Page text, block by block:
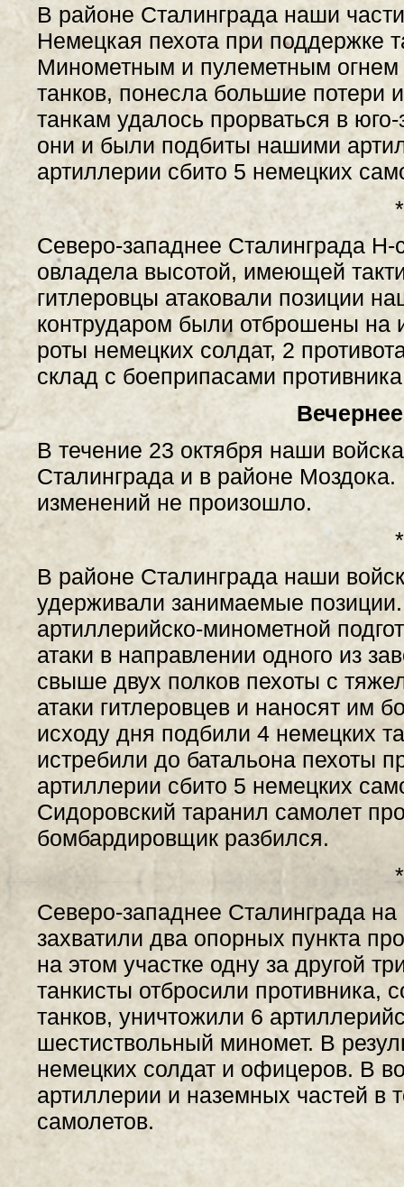
В районе Сталинграда наши
Немецкая пехота при поддержке
Минометным и пулеметным огнем
танков, понесла большие потери
танкам удалось прорваться в
они и были подбиты нашими
артиллерии сбито 5 немецких
Северо-западнее Сталинграда Н-
овладела высотой, имеющей
гитлеровцы атаковали позиции
контрударом были отброшены на
роты немецких солдат, 2
склад с боеприпасами
В течение 23 октября наши
Сталинграда и в районе
изменений не произошло.
В районе Сталинграда наши
удерживали занимаемые
артиллерийско-минометной
атаки в направлении одного из
свыше двух полков пехоты с
атаки гитлеровцев и наносят им
исходу дня подбили 4 немецких
истребили до батальона пехоты
артиллерии сбито 5 немецких
Сидоровский таранил самолет
бомбардировщик разбился.
Северо-западнее Сталинграда
захватили два опорных пункта
на этом участке одну за другой
танкисты отбросили противника,
танков, уничтожили 6
шестиствольный миномет. В
немецких солдат и офицеров. В
артиллерии и наземных частей в
самолетов.